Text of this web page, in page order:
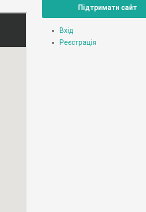
Підтримати сайт
Вхід
Реєстрація